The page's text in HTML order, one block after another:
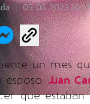
05/05/2023
un mes
esposo,Juan
que estaban